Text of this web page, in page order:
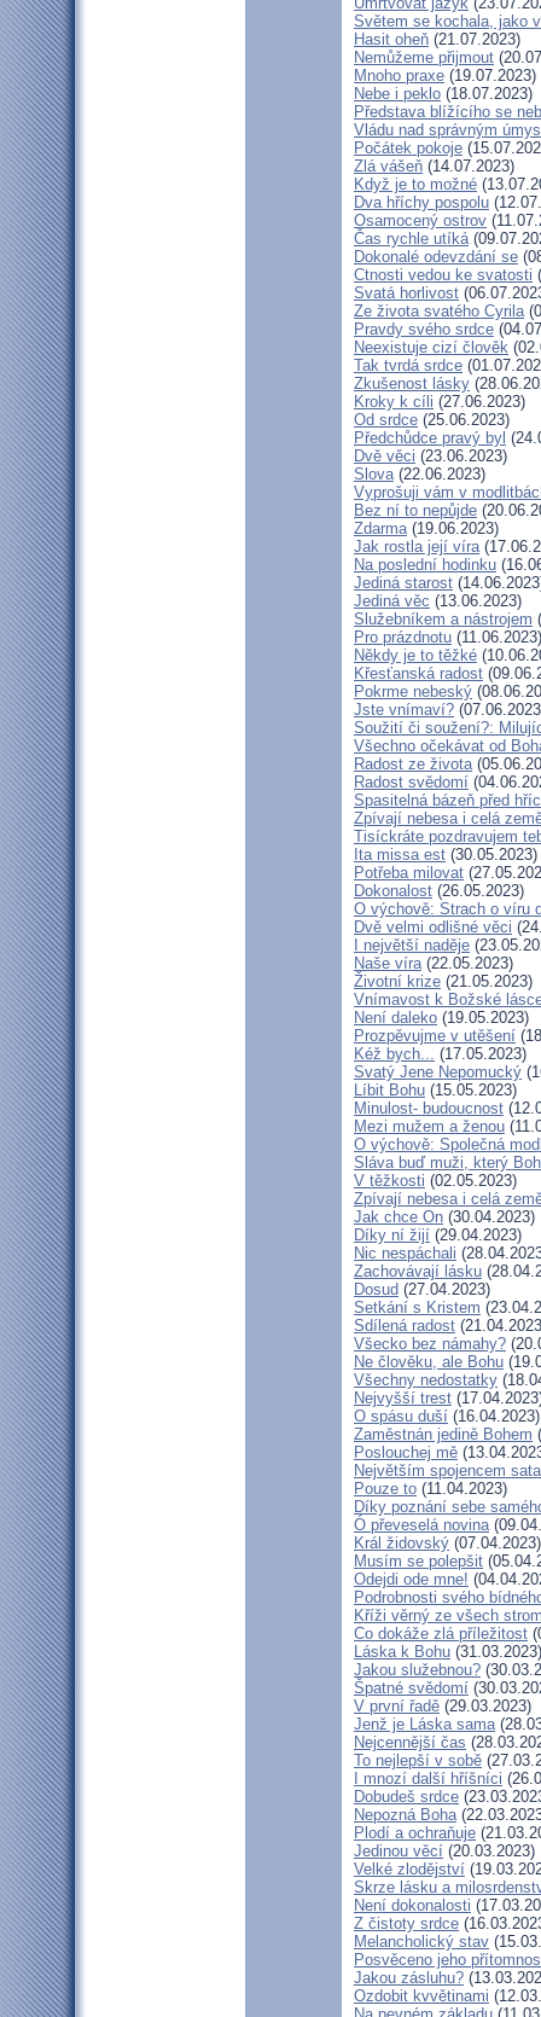
Světem se kochala, jako
Hasit oheň (21.07.2023)
Nemůžeme přijmout
Mnoho praxe (19.07.2023)
Nebe i peklo (18.07.2023)
Představa blížícího se
Vládu nad správným
Počátek pokoje
Zlá vášeň (14.07.2023)
Když je to možné
Dva hříchy pospolu
Osamocený ostrov
Čas rychle utíká
Dokonalé odevzdání se
Ctnosti vedou ke svatosti
Svatá horlivost
Ze života svatého Cyrila
Pravdy svého srdce
Neexistuje cizí člověk
Tak tvrdá srdce
Zkušenost lásky
Kroky k cíli (27.06.2023)
Od srdce (25.06.2023)
Předchůdce pravý byl
Dvě věci (23.06.2023)
Slova(22.06.2023)
Vyprošuji vám v
Bez ní to nepůjde
Zdarma(19.06.2023)
Jak rostla její víra
Na poslední hodinku
Jediná starost
Jediná věc (13.06.2023)
Služebníkem a nástrojem
Pro prázdnotu (11.06.2023)
Někdy je to těžké
Křesťanská radost
Pokrme nebeský
Jste vnímaví?
Soužití či soužení?:
Všechno očekávat od
Radost ze života
Radost svědomí
Spasitelná bázeň před
Zpívají nebesa i celá
Tisíckráte pozdravujem
Ita missa est (30.05.2023)
Potřeba milovat
Dokonalost (26.05.2023)
O výchově: Strach o víru
Dvě velmi odlišné věci
I největší naděje
Naše víra(22.05.2023)
Životní krize (21.05.2023)
Vnímavost k Božské
Není daleko (19.05.2023)
Prozpěvujme v utěšení
Kéž bych... (17.05.2023)
Svatý Jene Nepomucký
Líbit Bohu (15.05.2023)
Minulost- budoucnost
Mezi mužem a ženou
O výchově: Společná
Sláva buď muži, který
V těžkosti (02.05.2023)
Zpívají nebesa i celá
Jak chce On (30.04.2023)
Díky ní žijí (29.04.2023)
Nic nespáchali
Zachovávají lásku
Dosud (27.04.2023)
Setkání s Kristem
Sdílená radost
Všecko bez námahy?
Ne člověku, ale Bohu
Všechny nedostatky
Nejvyšší trest
O spásu duší (16.04.2023)
Zaměstnán jedině Bohem
Poslouchej mě
Největším spojencem
Pouze to (11.04.2023)
Díky poznání sebe
Ó převeselá novina
Král židovský (07.04.2023)
Musím se polepšit
Odejdi ode mne!
Podrobnosti svého
Kříži věrný ze všech
Co dokáže zlá příležitost
Láska k Bohu (31.03.2023)
Jakou služebnou?
Špatné svědomí
V první řadě (29.03.2023)
Jenž je Láska sama
Nejcennější čas
To nejlepší v sobě
I mnozí další hříšníci
Dobudeš srdce
Nepozná Boha
Plodí a ochraňuje
Jedinou věcí (20.03.2023)
Velké zlodějství
Skrze lásku a
Není dokonalosti
Z čistoty srdce
Melancholický stav
Posvěceno jeho
Jakou zásluhu?
Ozdobit kvvětinami